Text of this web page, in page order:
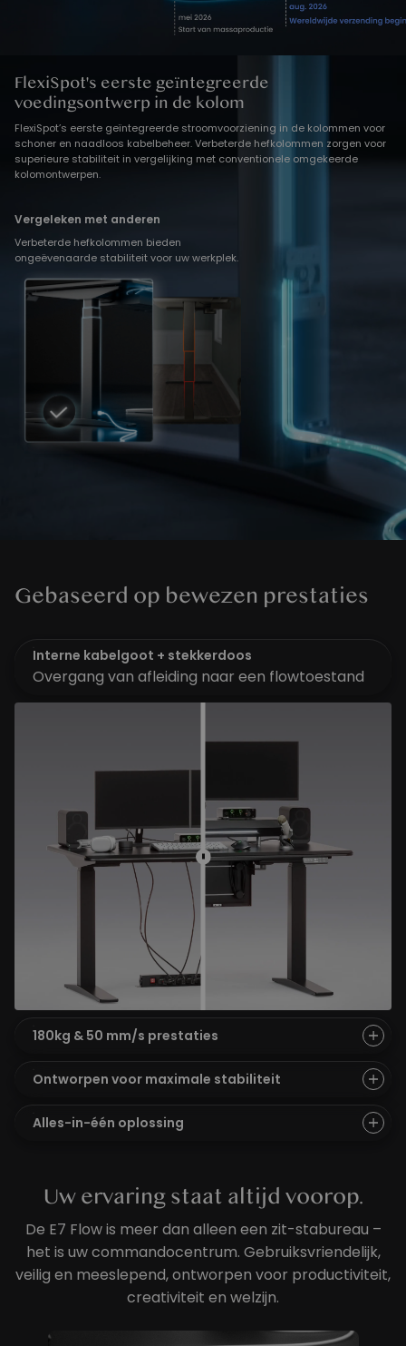
FlexiSpot's eerste geïntegreerde
voedingsontwerp in de kolom
FlexiSpot’s eerste geïntegreerde stroomvoorziening in de kolommen voor
schoner en naadloos kabelbeheer. Verbeterde hefkolommen zorgen voor
superieure stabiliteit in vergelijking met conventionele omgekeerde
kolomontwerpen.
Vergeleken met anderen
Verbeterde hefkolommen bieden
ongeëvenaarde stabiliteit voor uw werkplek.
Gebaseerd op bewezen prestaties
Interne kabelgoot + stekkerdoos
Overgang van afleiding naar een flowtoestand
180kg & 50 mm/s prestaties
Ontworpen voor maximale stabiliteit
Alles-in-één oplossing
Uw ervaring staat altijd voorop.
De E7 Flow is meer dan alleen een zit-stabureau –
het is uw commandocentrum. Gebruiksvriendelijk,
veilig en meeslepend, ontworpen voor productiviteit,
creativiteit en welzijn.